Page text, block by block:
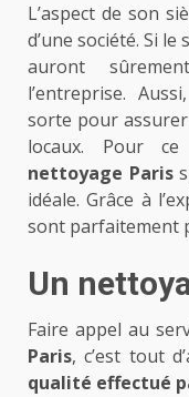
L’aspect de son
d’une société. Si
auront
l’entreprise.
sorte pour assurer
locaux. Pour
nettoyage Paris
idéale. Grâce à
sont parfaitement
Un
Faire appel au
Paris, c’est tout
qualité effectué